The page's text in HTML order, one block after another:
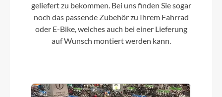
KTM E-TEAM2 ISIS 170 mm
Kassette
Lenker
geliefert zu bekommen. Bei uns finden Sie sogar
noch das passende Zubehör zu Ihrem Fahrrad
oder E-Bike, welches auch bei einer Lieferung
auf Wunsch montiert werden kann.